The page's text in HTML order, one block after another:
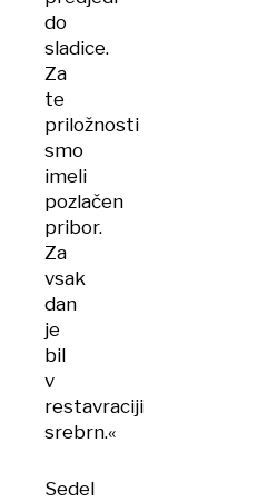
do
sladice.
Za
te
priložnosti
smo
imeli
pozlačen
pribor.
Za
vsak
dan
je
bil
v
restavraciji
srebrn.«
Sedel